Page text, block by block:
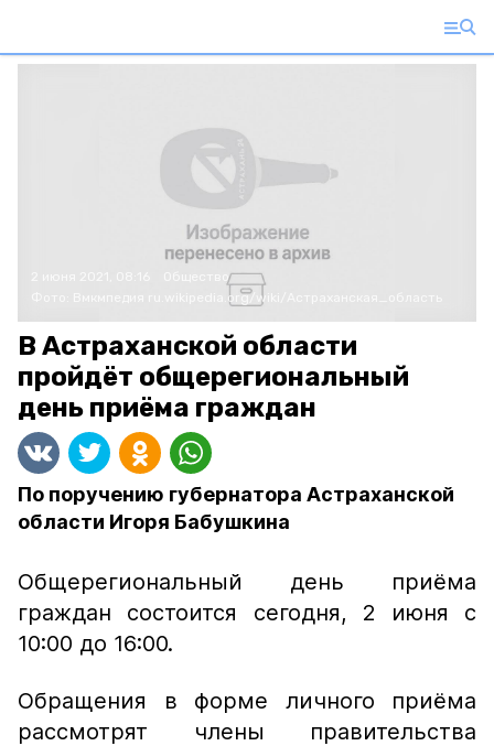
Общество
ru.wikipedia.org/wiki/Астраханская_область
В Астраханской области
пройдёт общерегиональный
день приёма граждан
По поручению губернатора Астраханской
области Игоря Бабушкина
Общерегиональный день приёма
граждан состоится сегодня, 2 июня с
10:00 до 16:00.
Обращения в форме личного приёма
рассмотрят члены правительства